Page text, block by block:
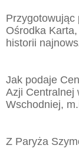
Przygotowując
Ośrodka
historii
Jak podaje
Azji Centralnej
Wschodniej,
Z Paryża